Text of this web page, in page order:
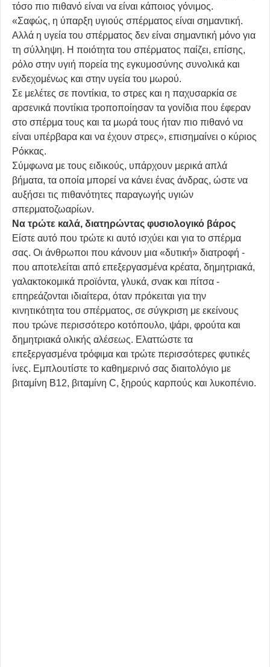
τόσο πιο πιθανό είναι να είναι κάποιος γόνιμος.
«Σαφώς, η ύπαρξη υγιούς σπέρματος είναι σημαντική.
Αλλά η υγεία του σπέρματος δεν είναι σημαντική μόνο για
τη σύλληψη. Η ποιότητα του σπέρματος παίζει, επίσης,
ρόλο στην υγιή πορεία της εγκυμοσύνης συνολικά και
ενδεχομένως και στην υγεία του μωρού.
Σε μελέτες σε ποντίκια, το στρες και η παχυσαρκία σε
αρσενικά ποντίκια τροποποίησαν τα γονίδια που έφεραν
στο σπέρμα τους και τα μωρά τους ήταν πιο πιθανό να
είναι υπέρβαρα και να έχουν στρες», επισημαίνει ο κύριος
Ρόκκας.
Σύμφωνα με τους ειδικούς, υπάρχουν μερικά απλά
βήματα, τα οποία μπορεί να κάνει ένας άνδρας, ώστε να
αυξήσει τις πιθανότητες παραγωγής υγιών
σπερματοζωαρίων.
Να τρώτε καλά, διατηρώντας φυσιολογικό βάρος
Είστε αυτό που τρώτε κι αυτό ισχύει και για το σπέρμα
σας. Οι άνθρωποι που κάνουν μια «δυτική» διατροφή -
που αποτελείται από επεξεργασμένα κρέατα, δημητριακά,
γαλακτοκομικά προϊόντα, γλυκά, σνακ και πίτσα -
επηρεάζονται ιδιαίτερα, όταν πρόκειται για την
κινητικότητα του σπέρματος, σε σύγκριση με εκείνους
που τρώνε περισσότερο κοτόπουλο, ψάρι, φρούτα και
δημητριακά ολικής αλέσεως. Ελαττώστε τα
επεξεργασμένα τρόφιμα και τρώτε περισσότερες φυτικές
ίνες. Εμπλουτίστε το καθημερινό σας διαιτολόγιο με
βιταμίνη Β12, βιταμίνη C, ξηρούς καρπούς και λυκοπένιο.